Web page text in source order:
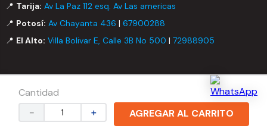
Cantidad
＋
－ AGREGAR AL CARRITO
📍 Tarija: Av La Paz 112 esq. Av Las americas
📍 Potosí: Av Chayanta 436 |67900288
📍 El Alto: Villa Bolivar E, Calle 3B No 500 |72988905
© 2026 MORALES LTDA. Todos los derechos reservados.